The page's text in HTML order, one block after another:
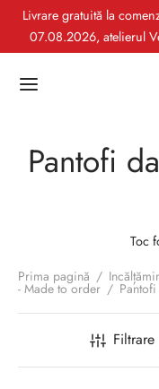
Livrare gratuită la
07.08.2026, atelierul
Pantofi
Toc
Prima pagină /
- Made to order /
Filtrare